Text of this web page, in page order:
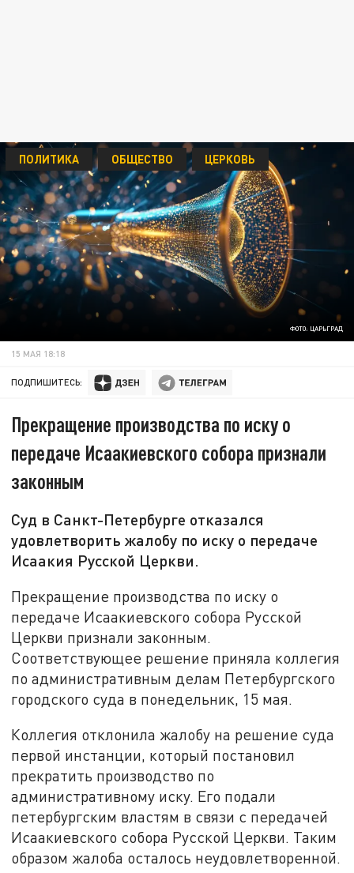
ФОТО: ЦАРЬГРАД
ПОЛИТИКА ОБЩЕСТВО ЦЕРКОВЬ
15 МАЯ 18:18
ПОДПИШИТЕСЬ:
Прекращение производства по иску о
передаче Исаакиевского собора признали
законным
Суд в Санкт-Петербурге отказался
удовлетворить жалобу по иску о передаче
Исаакия Русской Церкви.
Прекращение производства по иску о
передаче Исаакиевского собора Русской
Церкви признали законным.
Соответствующее решение приняла коллегия
по административным делам Петербургского
городского суда в понедельник, 15 мая.
Коллегия отклонила жалобу на решение суда
первой инстанции, который постановил
прекратить производство по
административному иску. Его подали
петербургским властям в связи с передачей
Исаакиевского собора Русской Церкви. Таким
образом жалоба осталось неудовлетворенной.